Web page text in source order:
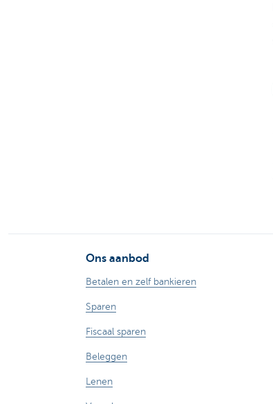
Ons aanbod
Betalen en zelf bankieren
Sparen
Fiscaal sparen
Beleggen
Lenen